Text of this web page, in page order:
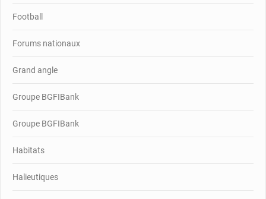
Football
Forums nationaux
Grand angle
Groupe BGFIBank
Groupe BGFIBank
Habitats
Halieutiques